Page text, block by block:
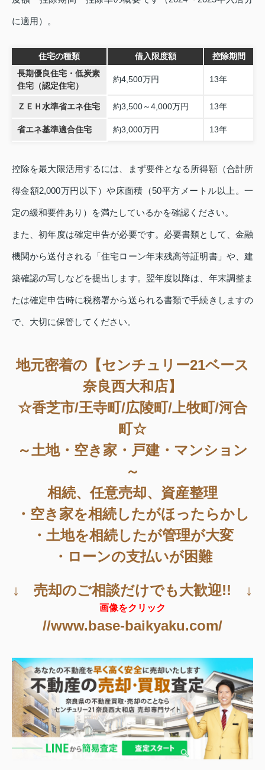
に適用）。
住宅の種類 借入限度額
控除期間
長期優良住宅・低炭素
住宅（認定住宅）
約4,500万円 13年
ＺＥＨ水準省エネ住宅 約3,500～4,000万円 13年
省エネ基準適合住宅 約3,000万円 13年
控除を最大限活用するには、まず要件となる所得額（合計所
得金額2,000万円以下）や床面積（50平方メートル以上。一
定の緩和要件あり）を満たしているかを確認ください。
また、初年度は確定申告が必要です。必要書類として、金融
機関から送付される「住宅ローン年末残高等証明書」や、建
築確認の写しなどを提出します。翌年度以降は、年末調整ま
たは確定申告時に税務署から送られる書類で手続きしますの
で、大切に保管してください。
地元密着の【センチュリー21ベース
奈良西大和店】
☆香芝市/王寺町/広陵町/上牧町/河合
町☆
～土地・空き家・戸建・マンション
～
相続、任意売却、資産整理
・空き家を相続したがほったらかし
・土地を相続したが管理が大変
・ローンの支払いが困難
↓ 売却のご相談だけでも大歓迎!! ↓
画像をクリック
//www.base-baikyaku.com/